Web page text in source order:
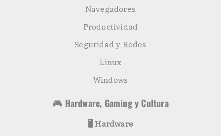
Navegadores
Productividad
Seguridad y Redes
Linux
Windows
🎮 Hardware, Gaming y Cultura
🖥️ Hardware